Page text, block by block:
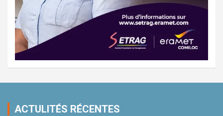
ACTULITÉS RÉCENTES